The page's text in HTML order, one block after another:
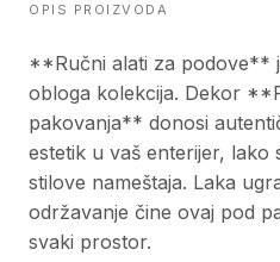
OPIS PROIZVODA
**Ručni alati za podove**
obloga kolekcija. Dekor
pakovanja** donosi
estetik u vaš enterijer, lako
stilove nameštaja. Laka
održavanje čine ovaj pod
svaki prostor.